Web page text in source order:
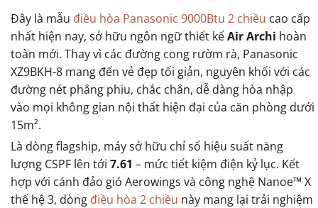
Đây là mẫu điều hòa Panasonic 9000Btu 2 chiều cao cấp
nhất hiện nay, sở hữu ngôn ngữ thiết kếAir Archi hoàn
toàn mới. Thay vì các đường cong rườm rà, Panasonic
XZ9BKH-8 mang đến vẻ đẹp tối giản, nguyên khối với các
đường nét phẳng phiu, chắc chắn, dễ dàng hòa nhập
vào mọi không gian nội thất hiện đại của căn phòng dưới
15m².
Là dòng flagship, máy sở hữu chỉ số hiệu suất năng
lượng CSPF lên tới 7.61 – mức tiết kiệm điện kỷ lục. Kết
hợp với cánh đảo gió Aerowings và công nghệ Nanoe™ X
thế hệ 3, dòng điều hòa 2 chiều này mang lại trải nghiệm